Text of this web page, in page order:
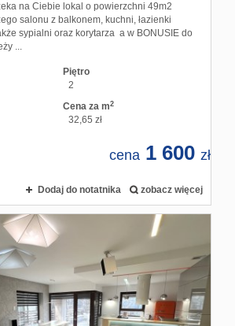
na Ciebie lokal o powierzchni 49m2
salonu z balkonem, kuchni, łazienki
sypialni oraz korytarza a w BONUSIE do
...
Piętro
2
Cena za m2
32,65 zł
cena 1 600 zł
Dodaj do notatnika zobacz więcej